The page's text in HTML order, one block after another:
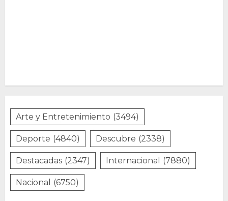
Arte y Entretenimiento (3494)
Deporte (4840) Descubre (2338)
Destacadas (2347) Internacional (7880)
Nacional (6750)